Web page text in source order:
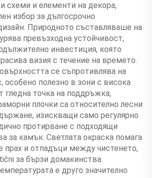
схеми и елементи на декора,
избор за дългосрочно
Природното съставляваше на
превъзходна устойчивост,
инвестиция, която
визия с течение на времето.
се съпротивлява на
особено полезно в зони с висока
гледна точка на поддръжка,
плочки са относително лесни
изискващи само регулярно
протирване с подходящи
за камък. Светлата окраска помага
прах и отпадъци между чистенето,
за бързи домакинства.
е друго значително